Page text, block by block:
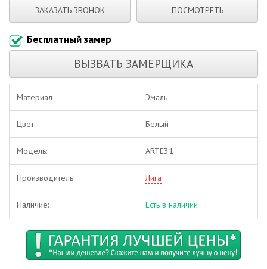
ЗАКАЗАТЬ ЗВОНОК ПОСМОТРЕТЬ
Бесплатный замер
ВЫЗВАТЬ ЗАМЕРЩИКА
Материал Эмаль
Цвет Белый
Модель: ARTE31
Производитель: Лига
Наличие: Есть в наличии